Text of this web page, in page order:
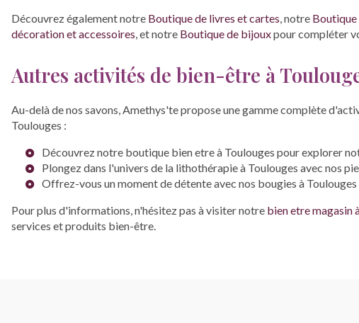
Découvrez également notre Boutique de livres et cartes, notre
décoration et accessoires, et notre Boutique de bijouxpour compléter
Autres activités de bien-être à
Au-delà de nos savons, Amethys'te propose une gamme complète
Toulouges :
Découvrez notre boutique bien etre à Toulouges pour explorer
Plongez dans l'univers de la lithothérapie à Toulouges avec nos
Offrez-vous un moment de détente avec nos bougies à Toulouges
Pour plus d'informations, n'hésitez pas à visiter notre bien etre magasin
services et produits bien-être.